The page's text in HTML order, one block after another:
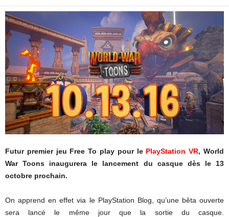
Futur premier jeu Free To play pour le PlayStation VR, World
War Toons inaugurera le lancement du casque dès le 13
octobre prochain.
On apprend en effet via le PlayStation Blog, qu’une bêta ouverte
sera lancé le même jour que la sortie du casque.